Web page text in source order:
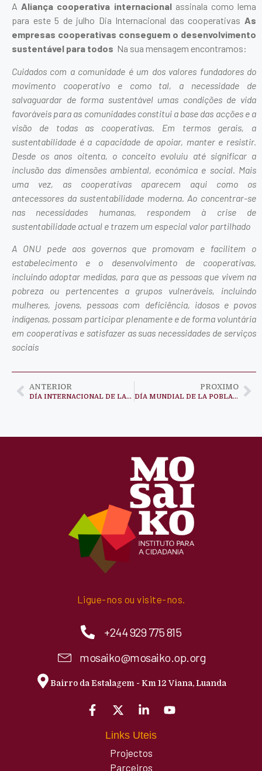
A Aliança cooperativa internacionalassinala como lema
para este 5 de julho Dia Internacional das cooperativas As
empresas cooperativas conseguem o desenvolvimento
sustentável para todos Na sua mensagem encontramos:
Cuidados com a comunidade é um dos valores fundadores do
movimento cooperativo e como tal, a necessidade de
salvaguardar de forma sustentável umas condições de vida
favoráveis para as comunidades constitui a base das acções e a
visão de todas as cooperativas. Em termos gerais, a
sustentabilidade é a capacidade de apoiar, manter e resistir.
Desde os anos oitenta, o conceito evoluiu até significar a
inclusão das dimensões ambiental, económica e social. Mais
uma vez, as cooperativas aparecem aqui como os
antecessores da sustentabilidade moderna. Ao concentrar-se
nas necessidades humanas, respondem à crise de
sustentabilidade actual e trazem um especial valor partilhado
A ONU pede aos governos que promovam e facilitem o
estabelecimento e o desenvolvimento de cooperativas,
incluindo adoptar medidas, para que as pessoas que vivem na
pobreza ou pertencentes a grupos vulneráveis, incluindo
mulheres, jovens, pessoas com deficiência, idosos e povos
indígenas, possam participar plenamente e de forma voluntária
em cooperativas e satisfazer as suas necessidades de serviços
sociais
ANTERIOR
DÍA INTERNACIONAL DE LAS COOPERATIVAS
PROXIMO
DÍA MUNDIAL DE LA POBLACIÓN
Ligue-nos ou visite-nos.
+244 929 775 815
mosaiko@mosaiko.op.org
Bairro da Estalagem - Km 12 Viana, Luanda
Links Uteis
Projectos
Parceiros